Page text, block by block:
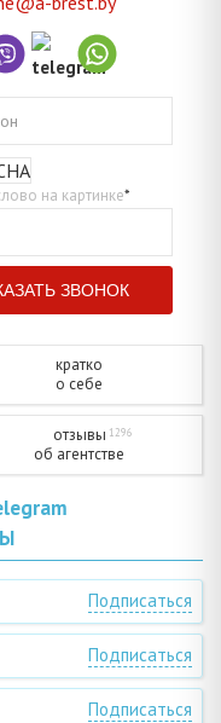
на картинке*
кратко
о себе
отзывы 1296
об агентстве
Подписаться
Подписаться
Подписаться